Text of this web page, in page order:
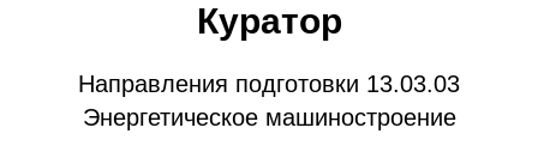
Куратор
Направления подготовки 13.03.03
Энергетическое машиностроение